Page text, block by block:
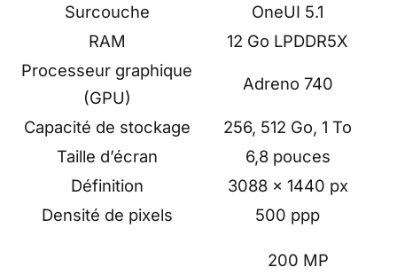
Surcouche
OneUI 5.1
RAM
12 Go LPDDR5X
Processeur graphique
(GPU)
Adreno 740
Capacité de stockage
256, 512 Go, 1 To
Taille d’écran
6,8 pouces
Définition
3088 x 1440 px
Densité de pixels
500 ppp
200 MP